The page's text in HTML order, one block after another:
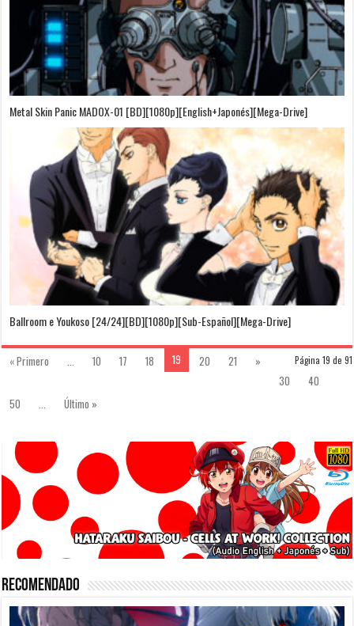
Metal Skin Panic MADOX-01 [BD][1080p][English+Japonés][Mega-Drive]
Ballroom e Youkoso [24/24][BD][1080p][Sub-Español][Mega-Drive]
Página 19 de 91
« Primero 10 17 18 19 20 21
»
30
40
50
Último »
Recomendado